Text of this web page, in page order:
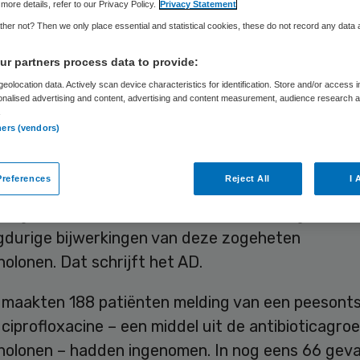
aan artsen wordt te vaak een
voorgeschreven, die alleen gebruikt mag
middelen niet werken.
bijwerkingen van deze zogeheten
Dat schrijft het AD.
188 patiënten melding van een
– een middel uit de
– hadden ingenomen. In nog eens 66
details, refer to our Privacy Policy. Privacy Statement
not? Then we only place essential and statistical cookies, these do not record any data
partners process data to provide:
data. Actively scan device characteristics for identification. Store and/or access
advertising and content, advertising and content measurement, audience research
(vendors)
Reject All I